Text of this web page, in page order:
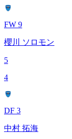
FW 9
櫻川 ソロモン
5
4
DF 3
中村 拓海